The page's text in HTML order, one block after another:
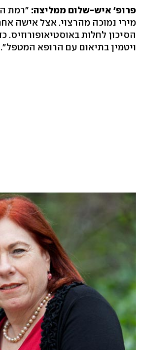
פרופ' איש-שלום ממליצה:
מירי נמוכה מהרצוי. אצל אישה
הסיכון לחלות באוסטיאופורוזיס.
ויטמין בתיאום עם הרופא המטפל".‬